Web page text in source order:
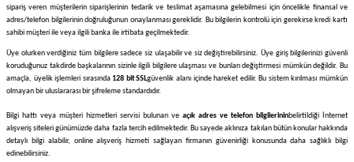
sipariş veren müşterilerin siparişlerinin tedarik ve teslimat aşamasına gelebilmesi için öncelikle finansal ve
adres/telefon bilgilerinin doğruluğunun onaylanması gereklidir. Bu bilgilerin kontrolü için gerekirse kredi kartı
sahibi müşteri ile veya ilgili banka ile irtibata geçilmektedir.
Üye olurken verdiğiniz tüm bilgilere sadece siz ulaşabilir ve siz değiştirebilirsiniz. Üye giriş bilgilerinizi güvenli
koruduğunuz takdirde başkalarının sizinle ilgili bilgilere ulaşması ve bunları değiştirmesi mümkün değildir. Bu
amaçla, üyelik işlemleri sırasında 128 bit SSLgüvenlik alanı içinde hareket edilir. Bu sistem kırılması mümkün
olmayan bir uluslararası bir şifreleme standardıdır.
Bilgi hattı veya müşteri hizmetleri servisi bulunan ve açık adres ve telefon bilgilerininbelirtildiği İnternet
alışveriş siteleri günümüzde daha fazla tercih edilmektedir. Bu sayede aklınıza takılan bütün konular hakkında
detaylı bilgi alabilir, online alışveriş hizmeti sağlayan firmanın güvenirliği konusunda daha sağlıklı bilgi
edinebilirsiniz.